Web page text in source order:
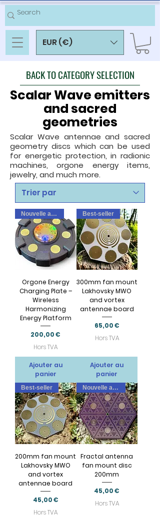
EUR (€)
BACK TO CATEGORY SELECTION
Scalar Wave emitters
and sacred
geometries
Scalar Wave antennae and sacred
geometry discs which can be used
for energetic protection, in radionic
machines, orgone energy items,
jewelry, and much more.
Nouvelle arrivee
Orgone Energy
Charging Plate –
Wireless
Harmonizing
Energy Platform
Prix
200,00 €
Hors TVA
Ajouter au
panier
Best-seller
300mm fan mount
Lakhovsky MWO
and vortex
antennae board
Prix
65,00 €
Hors TVA
Ajouter au
panier
Best-seller
200mm fan mount
Lakhovsky MWO
and vortex
antennae board
Prix
45,00 €
Hors TVA
Nouvelle arrivee
Fractal antenna
fan mount disc
200mm
Prix
45,00 €
Hors TVA